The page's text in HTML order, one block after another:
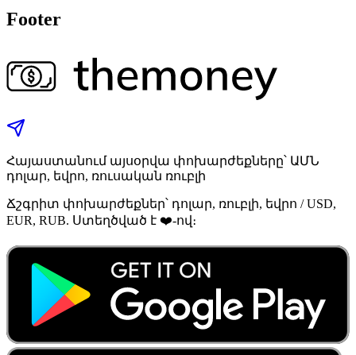
Footer
Հայաստանում այսօրվա փոխարժեքները՝ ԱՄՆ
դոլար, եվրո, ռուսական ռուբլի
Ճշգրիտ փոխարժեքներ՝ դոլար, ռուբլի, եվրո / USD,
EUR, RUB. Ստեղծված է ❤️-ով։